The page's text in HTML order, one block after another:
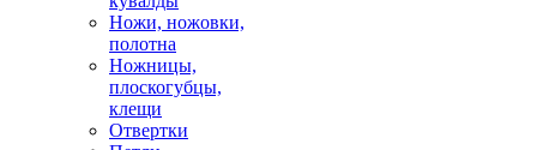
Ножи, ножовки,
полотна
Ножницы,
плоскогубцы,
клещи
Отвертки